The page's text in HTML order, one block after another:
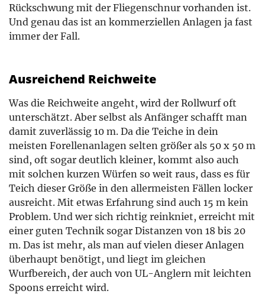
Rückschwung mit der Fliegenschnur vorhanden ist.
Und genau das ist an kommerziellen Anlagen ja fast
immer der Fall.
Ausreichend Reichweite
Was die Reichweite angeht, wird der Rollwurf oft
unterschätzt. Aber selbst als Anfänger schafft man
damit zuverlässig 10 m. Da die Teiche in dein
meisten Forellenanlagen selten größer als 50 x 50 m
sind, oft sogar deutlich kleiner, kommt also auch
mit solchen kurzen Würfen so weit raus, dass es für
Teich dieser Größe in den allermeisten Fällen locker
ausreicht. Mit etwas Erfahrung sind auch 15 m kein
Problem. Und wer sich richtig reinkniet, erreicht mit
einer guten Technik sogar Distanzen von 18 bis 20
m. Das ist mehr, als man auf vielen dieser Anlagen
überhaupt benötigt, und liegt im gleichen
Wurfbereich, der auch von UL-Anglern mit leichten
Spoons erreicht wird.